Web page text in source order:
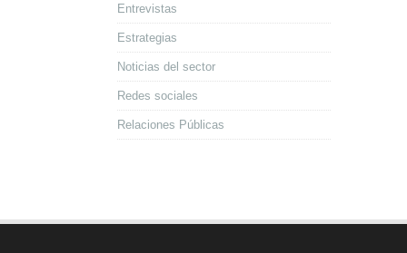
Entrevistas
Estrategias
Noticias del sector
Redes sociales
Relaciones Públicas